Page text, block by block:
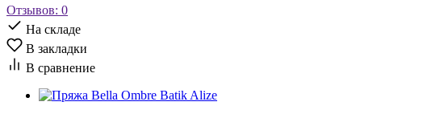
Отзывов: 0
На складе
В закладки
В сравнение